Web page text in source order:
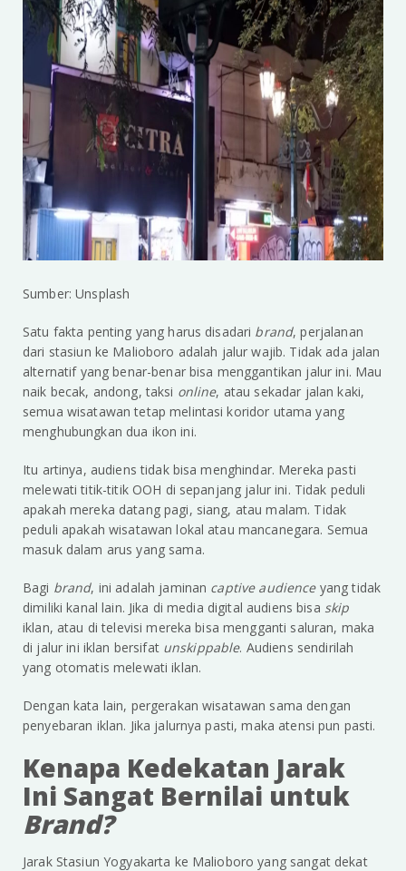
Sumber: Unsplash
Satu fakta penting yang harus disadari brand, perjalanan
dari stasiun ke Malioboro adalah jalur wajib. Tidak ada jalan
alternatif yang benar-benar bisa menggantikan jalur ini. Mau
naik becak, andong, taksi online, atau sekadar jalan kaki,
semua wisatawan tetap melintasi koridor utama yang
menghubungkan dua ikon ini.
Itu artinya, audiens tidak bisa menghindar. Mereka pasti
melewati titik-titik OOH di sepanjang jalur ini. Tidak peduli
apakah mereka datang pagi, siang, atau malam. Tidak
peduli apakah wisatawan lokal atau mancanegara. Semua
masuk dalam arus yang sama.
Bagi brand, ini adalah jaminan captive audienceyang tidak
dimiliki kanal lain. Jika di media digital audiens bisa skip
iklan, atau di televisi mereka bisa mengganti saluran, maka
di jalur ini iklan bersifat unskippable. Audiens sendirilah
yang otomatis melewati iklan.
Dengan kata lain, pergerakan wisatawan sama dengan
penyebaran iklan. Jika jalurnya pasti, maka atensi pun pasti.
Kenapa Kedekatan Jarak
Ini Sangat Bernilai untuk
Brand?
Jarak Stasiun Yogyakarta ke Malioboro yang sangat dekat